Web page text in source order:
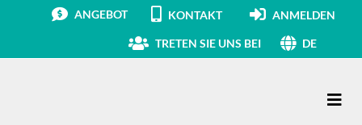
ANGEBOT KONTAKT ANMELDEN
TRETEN SIE UNS BEI DE